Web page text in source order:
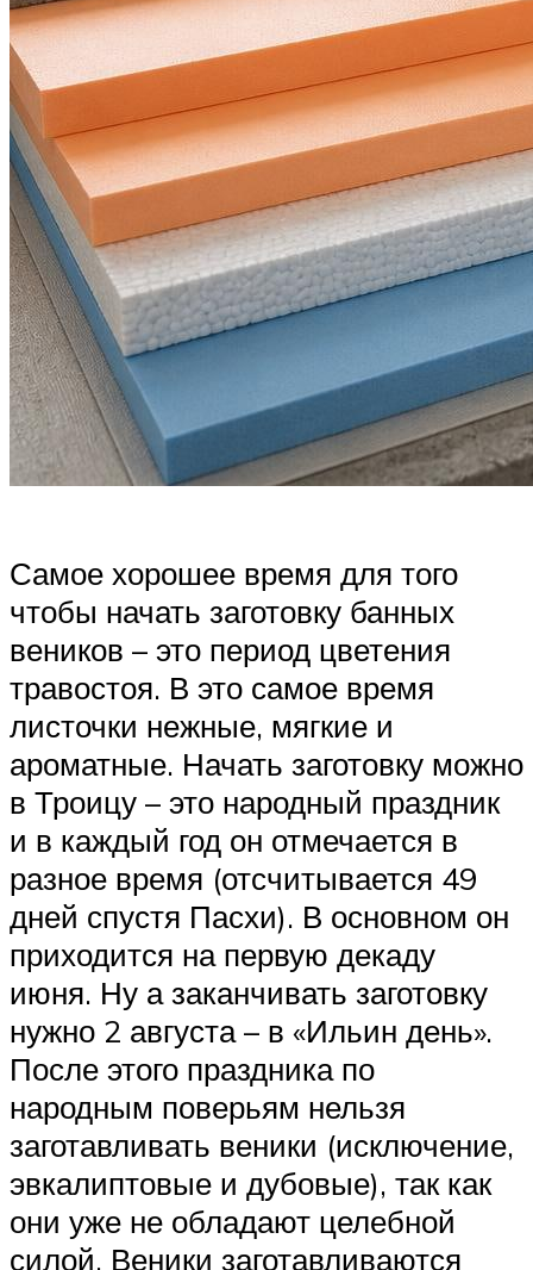
Самое хорошее время для того
чтобы начать заготовку банных
веников – это период цветения
травостоя. В это самое время
листочки нежные, мягкие и
ароматные. Начать заготовку можно
в Троицу – это народный праздник
и в каждый год он отмечается в
разное время (отсчитывается 49
дней спустя Пасхи). В основном он
приходится на первую декаду
июня. Ну а заканчивать заготовку
нужно 2 августа – в «Ильин день».
После этого праздника по
народным поверьям нельзя
заготавливать веники (исключение,
эвкалиптовые и дубовые), так как
они уже не обладают целебной
силой. Веники заготавливаются